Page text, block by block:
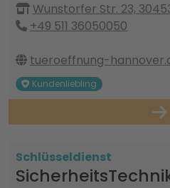
Wunstorfer Str. 23,
+49 511 36050050
tueroeffnung-
Kundenliebling
Schlüsseldienst